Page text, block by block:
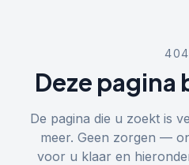
404
Deze pagina
De pagina die u zoekt is
meer. Geen zorgen —
voor u klaar en